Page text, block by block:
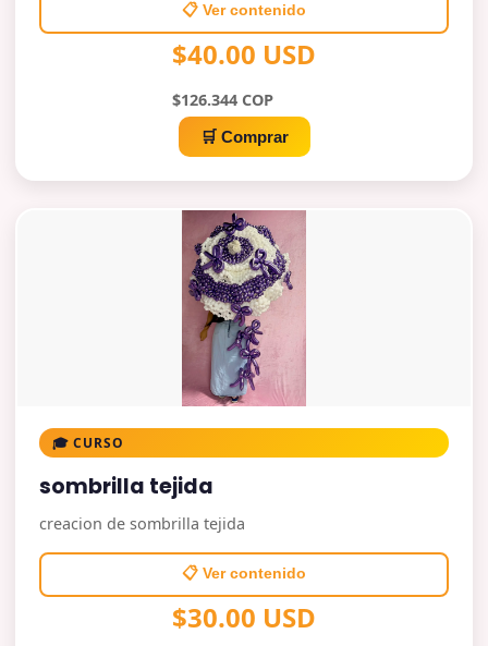
📋 Ver contenido
$40.00 USD
$126.344 COP
🛒 Comprar
🎓 CURSO
sombrilla tejida
creacion de sombrilla tejida
📋 Ver contenido
$30.00 USD